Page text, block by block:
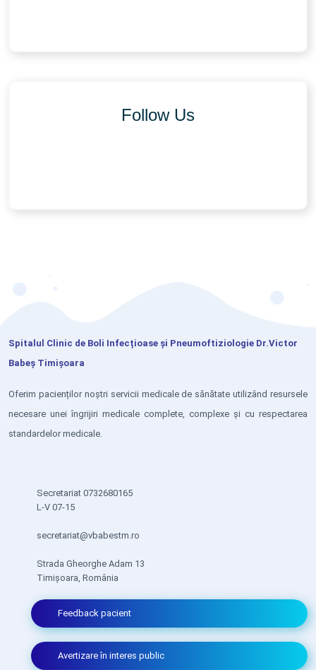
Follow Us
Spitalul Clinic de Boli Infecțioase și Pneumoftiziologie Dr.Victor
Babeș Timișoara
Oferim pacienților noștri servicii medicale de sănătate utilizând resursele
necesare unei îngrijiri medicale complete, complexe și cu respectarea
standardelor medicale.
Secretariat 0732680165
L-V 07-15
secretariat@vbabestm.ro
Strada Gheorghe Adam 13
Timișoara, România
Feedback pacient
Avertizare în interes public